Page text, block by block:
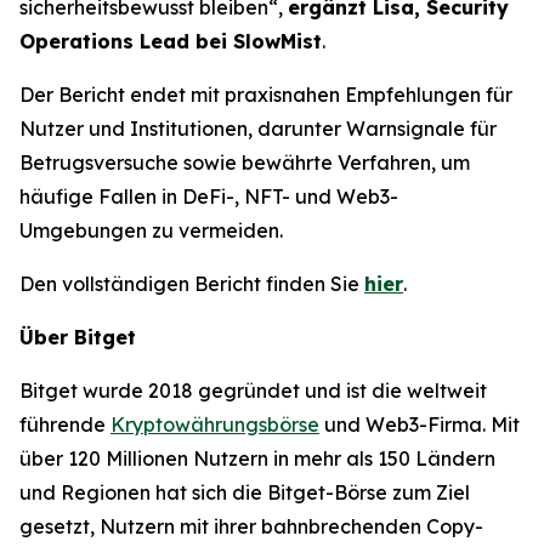
sicherheitsbewusst bleiben“, ergänzt Lisa, Security
Operations Lead bei SlowMist.
Der Bericht endet mit praxisnahen Empfehlungen für
Nutzer und Institutionen, darunter Warnsignale für
Betrugsversuche sowie bewährte Verfahren, um
häufige Fallen in DeFi-, NFT- und Web3-
Umgebungen zu vermeiden.
Den vollständigen Bericht finden Sie hier.
Über Bitget
Bitget wurde 2018 gegründet und ist die weltweit
führende Kryptowährungsbörse und Web3-Firma. Mit
über 120 Millionen Nutzern in mehr als 150 Ländern
und Regionen hat sich die Bitget-Börse zum Ziel
gesetzt, Nutzern mit ihrer bahnbrechenden Copy-